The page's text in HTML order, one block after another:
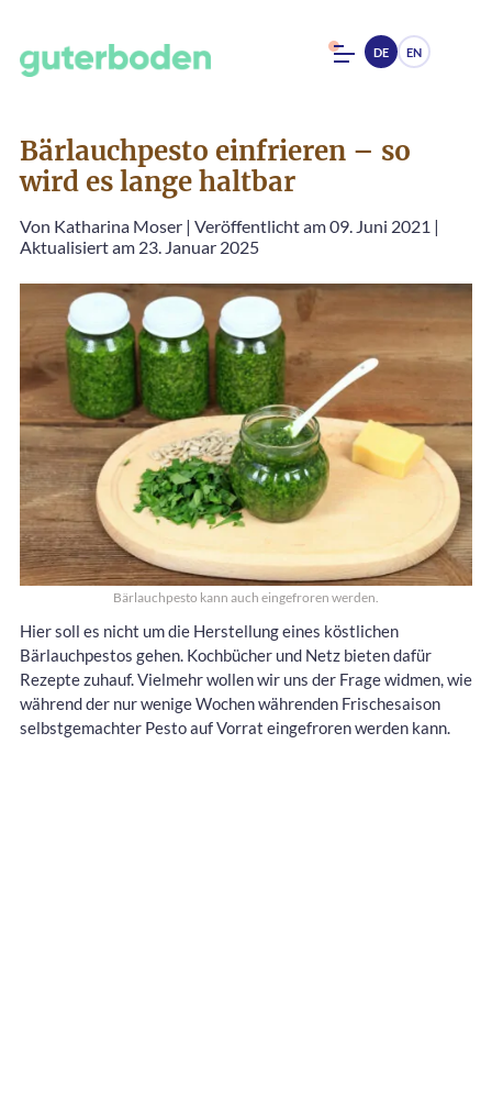
DE EN
Bärlauchpesto einfrieren – so
wird es lange haltbar
Von Katharina Moser | Veröffentlicht am 09. Juni 2021 |
Aktualisiert am 23. Januar 2025
Bärlauchpesto kann auch eingefroren werden.
Hier soll es nicht um die Herstellung eines köstlichen
Bärlauchpestos gehen. Kochbücher und Netz bieten dafür
Rezepte zuhauf. Vielmehr wollen wir uns der Frage widmen, wie
während der nur wenige Wochen währenden Frischesaison
selbstgemachter Pesto auf Vorrat eingefroren werden kann.